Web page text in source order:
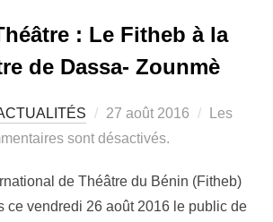
: Le Fitheb à la
de Dassa- Zounmè
27 août 2016
Les
sont désactivés.
de Théâtre du Bénin (Fitheb)
ce vendredi 26 août 2016 le public de